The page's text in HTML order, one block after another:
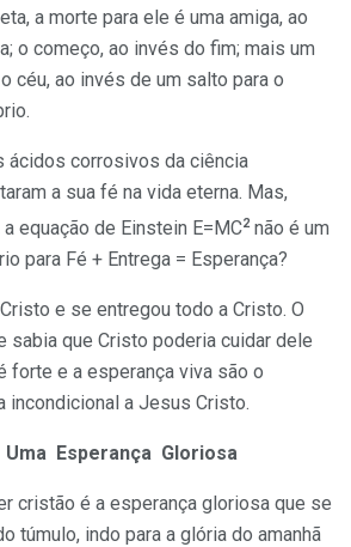
a morte para ele é uma amiga, ao
o começo, ao invés do fim; mais um
céu, ao invés de um salto para o
ácidos corrosivos da ciência
a sua fé na vida eterna. Mas,
equação de Einstein E=MC2 não é um
para Fé + Entrega = Esperança?
e se entregou todo a Cristo. O
sabia que Cristo poderia cuidar dele
forte e a esperança viva são o
incondicional a Jesus Cristo.
Esperança Gloriosa
cristão é a esperança gloriosa que se
túmulo, indo para a glória do amanhã